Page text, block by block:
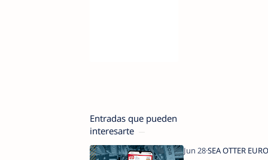
Entradas que pueden
interesarte